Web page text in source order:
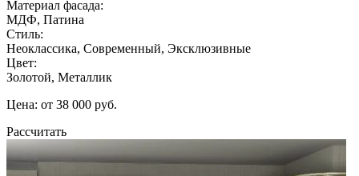
Материал фасада:
МДФ, Патина
Стиль:
Неоклассика, Современный, Эксклюзивные
Цвет:
Золотой, Металлик
Цена: от 38 000 руб.
Рассчитать